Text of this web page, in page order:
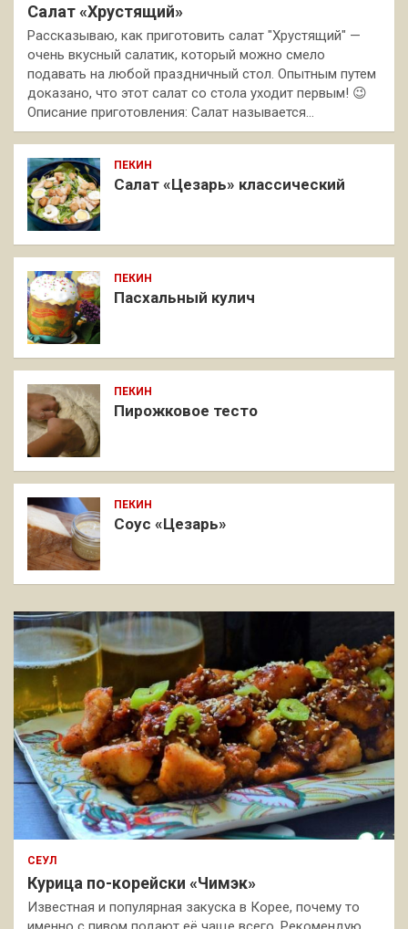
Салат «Хрустящий»
Рассказываю, как приготовить салат "Хрустящий" —
очень вкусный салатик, который можно смело
подавать на любой праздничный стол. Опытным путем
доказано, что этот салат со стола уходит первым! 😉
Описание приготовления: Салат называется…
ПЕКИН
Салат «Цезарь» классический
ПЕКИН
Пасхальный кулич
ПЕКИН
Пирожковое тесто
ПЕКИН
Соус «Цезарь»
СЕУЛ
Курица по-корейски «Чимэк»
Известная и популярная закуска в Корее, почему то